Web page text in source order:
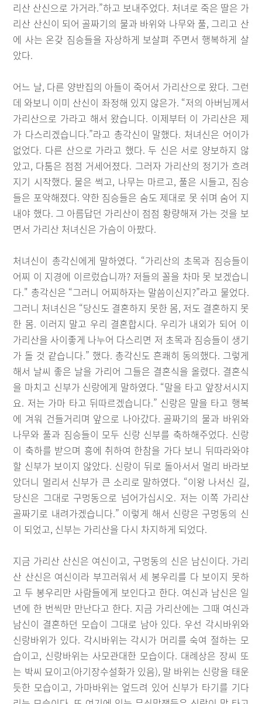
리산 산신으로 가거라.”하고 보내주었다. 처녀로 죽은 딸은 가
리산 산신이 되어 골짜기의 물과 바위와 나무와 풀, 그리고 산
에 사는 온갖 짐승들을 자상하게 보살펴 주면서 행복하게 살
았다.
어느 날, 다른 양반집의 아들이 죽어서 가리산으로 왔다. 그런
데 와보니 이미 산신이 좌정해 있지 않은가. “저의 아버님께서
가리산으로 가라고 해서 왔습니다. 이제부터 이 가리산은 제
가 다스리겠습니다.”라고 총각신이 말했다. 처녀신은 어이가
없었다. 다른 산으로 가라고 했다. 두 신은 서로 양보하지 않
았고, 다툼은 점점 거세어졌다. 그러자 가리산의 정기가 흐려
지기 시작했다. 물은 썩고, 나무는 마르고, 풀은 시들고, 짐승
들은 포악해졌다. 약한 짐승들은 숨도 제대로 못 쉬며 숨어 지
내야 했다. 그 아름답던 가리산이 점점 황량해져 가는 것을 보
면서 가리산 처녀신은 가슴이 아팠다.
처녀신이 총각신에게 말하였다. “가리산의 초목과 짐승들이
어찌 이 지경에 이르렀습니까? 저들의 꼴을 차마 못 보겠습니
다." 총각신은 “그러니 어찌하자는 말씀이신지?”라고 물었다.
그러니 처녀신은 “당신도 결혼하지 못한 몸, 저도 결혼하지 못
한 몸. 이러지 말고 우리 결혼합시다. 우리가 내외가 되어 이
가리산을 사이좋게 나누어 다스리면 저 초목과 짐승들이 생기
가 돌 것 같습니다.” 했다. 총각신도 흔쾌히 동의했다. 그렇게
해서 날씨 좋은 날을 가리어 그들은 결혼식을 올렸다. 결혼식
을 마치고 신부가 신랑에게 말하였다. “말을 타고 앞장서시지
요. 저는 가마 타고 뒤따르겠습니다.” 신랑은 말을 타고 행복
에 겨워 건들거리며 앞으로 나아갔다. 골짜기의 물과 바위와
나무와 풀과 짐승들이 모두 신랑 신부를 축하해주었다. 신랑
이 축하를 받으며 흥에 취하여 한참을 가다 보니 뒤따라와야
할 신부가 보이지 않았다. 신랑이 뒤로 돌아서서 멀리 바라보
았더니 멀리서 신부가 큰 소리로 말하였다. “이왕 나서신 길,
당신은 그대로 구멍동으로 넘어가십시오. 저는 이쪽 가리산
골짜기로 내려가겠습니다.” 이렇게 해서 신랑은 구멍동의 신
이 되었고, 신부는 가리산을 다시 차지하게 되었다.
지금 가리산 산신은 여신이고, 구멍동의 신은 남신이다. 가리
산 산신은 여신이라 부끄러워서 세 봉우리를 다 보이지 못하
고 두 봉우리만 사람들에게 보인다고 한다. 여신과 남신은 일
년에 한 번씩만 만난다고 한다. 지금 가리산에는 그때 여신과
남신이 결혼하던 모습이 그대로 남아 있다. 우선 각시바위와
신랑바위가 있다. 각시바위는 각시가 머리를 숙여 절하는 모
습이고, 신랑바위는 사모관대한 모습이다. 대례상은 장씨 또
는 박씨 묘이고(아기장수설화가 있음), 말 바위는 신랑을 태운
듯한 모습이고, 가마바위는 엎드려 있어 신부가 타기를 기다